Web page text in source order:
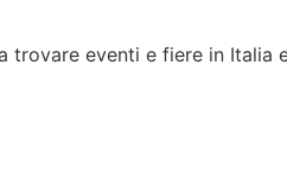
trovare eventi e fiere in Italia